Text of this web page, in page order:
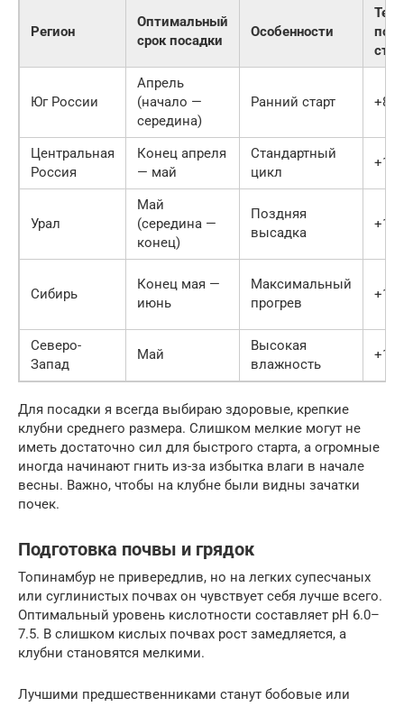
Регион
Оптимальный
срок посадки
Особенности
Юг России
Апрель
(начало —
середина)
Ранний старт
Центральная
Россия
Конец апреля
— май
Стандартный
цикл
Урал
Май
(середина —
конец)
Поздняя
высадка
Сибирь
Конец мая —
июнь
Максимальный
прогрев
Северо-
Запад
Май
Высокая
влажность
Для посадки я всегда выбираю здоровые, крепкие
клубни среднего размера. Слишком мелкие могут не
иметь достаточно сил для быстрого старта, а огромные
иногда начинают гнить из-за избытка влаги в начале
весны. Важно, чтобы на клубне были видны зачатки
почек.
Подготовка почвы и грядок
Топинамбур не привередлив, но на легких супесчаных
или суглинистых почвах он чувствует себя лучше всего.
Оптимальный уровень кислотности составляет pH 6.0–
7.5. В слишком кислых почвах рост замедляется, а
клубни становятся мелкими.
Лучшими предшественниками станут бобовые или